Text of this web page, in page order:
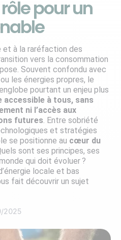
pour un
et à la raréfaction des
vers la consommation
Souvent confondu avec
ou les énergies propres, le
pourtant un enjeu plus
accessible à tous, sans
ni l’accès aux
futures. Entre sobriété
et stratégies
se positionne au cœur du
sont ses principes, ses
qui doit évoluer ?
locale et bas
fait découvrir un sujet
2025